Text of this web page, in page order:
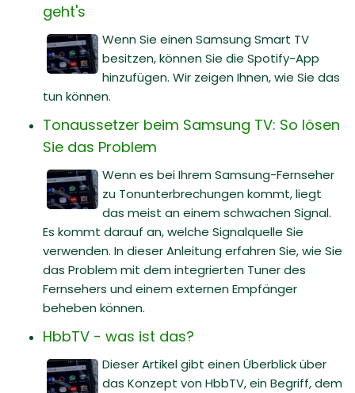
geht's
Wenn Sie einen Samsung Smart TV
besitzen, können Sie die Spotify-App
hinzufügen. Wir zeigen Ihnen, wie Sie das
tun können.
Tonaussetzer beim Samsung TV: So lösen
Sie das Problem
Wenn es bei Ihrem Samsung-Fernseher
zu Tonunterbrechungen kommt, liegt
das meist an einem schwachen Signal.
Es kommt darauf an, welche Signalquelle Sie
verwenden. In dieser Anleitung erfahren Sie, wie Sie
das Problem mit dem integrierten Tuner des
Fernsehers und einem externen Empfänger
beheben können.
HbbTV - was ist das?
Dieser Artikel gibt einen Überblick über
das Konzept von HbbTV, ein Begriff, dem